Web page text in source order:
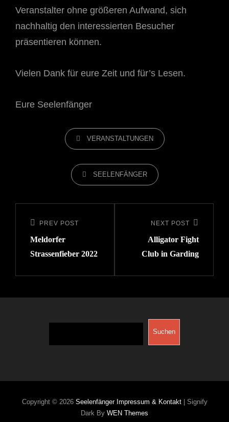
Veranstalter ohne größeren Aufwand, sich
nachhaltig den interessierten Besucher
präsentieren können.
Vielen Dank für eure Zeit und für’s Lesen.
Eure Seelenfänger
CATEGORIES
VERANSTALTUNGEN
TAGS,
SEELENFÄNGER
Previous
Post
PREV POST
Meldorfer
Strassenfieber 2022
NEXT POST
Alligator Fight
Club in Garding
Suchen
Copyright © 2026 Seelenfänger Impressum & Kontakt| Signify
Dark By WEN Themes